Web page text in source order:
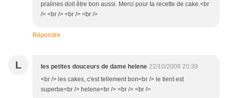
pralines doit être bon aussi. Merci pour ta recette de cake.<br
/> <br /> <br /> <br />
Répondre
L les petites douceurs de dame helene 22/10/2009 20:39
<br /> les cakes, c'est tellement bon<br /> le tient est
superbe<br /> helene<br /> <br /> <br />